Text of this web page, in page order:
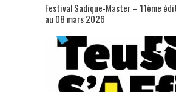
Festival Sadique-Master – 11ème
au 08 mars 2026